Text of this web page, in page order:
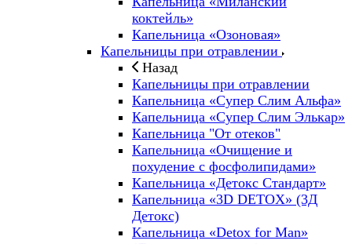
коктейль»
Капельница «Озоновая»
Капельницы при отравлении
Назад
Капельницы при отравлении
Капельница «Супер Слим Альфа»
Капельница «Супер Слим Элькар»
Капельница "От отеков"
Капельница «Очищение и
похудение с фосфолипидами»
Капельница «Детокс Стандарт»
Капельница «3D DETOX» (3Д
Детокс)
Капельница «Detox for Man»